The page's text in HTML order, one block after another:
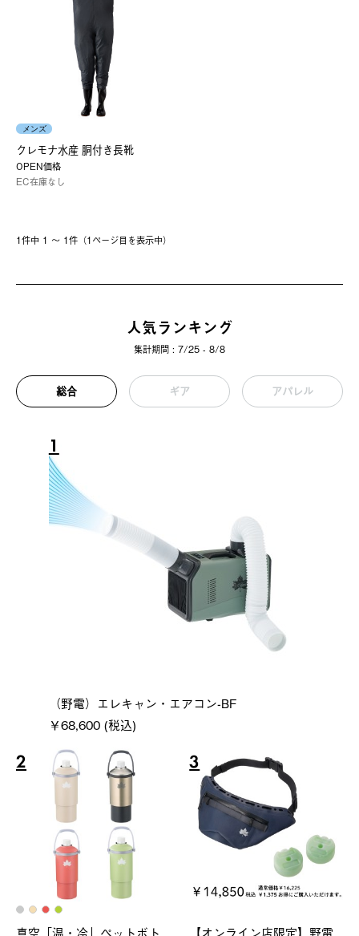
メンズ
クレモナ水産 胴付き長靴
OPEN価格
EC在庫なし
1件中 1 〜 1件（1ページ⽬を表⽰中）
人気ランキング
集計期間 : 7/25 - 8/8
総合 ギア アパレル
1
（野電）エレキャン・エアコン-BF
￥68,600 (税込)
2
真空「温・冷」ペットボト
3
【オンライン店限定】野電